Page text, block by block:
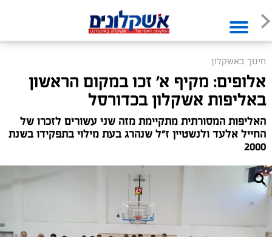
חינוך באשקלון
אלופים: מקיף א׳ זכו במקום הראשון
באליפות אשקלון בכדורסל
האליפות המסורתית מתקיימת מזה שני עשורים לזכרו של
החייל אלעד ולנשטיין ז״ל שנהרג בעת מילוי בתפקידו בשנת
2000